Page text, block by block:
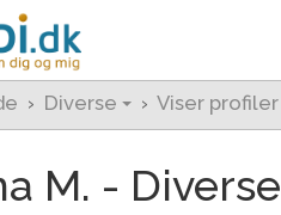
› Diverse › Viser profiler
M. - Diverse